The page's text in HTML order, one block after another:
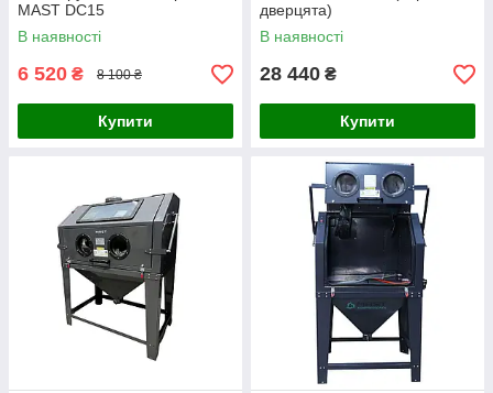
MAST DC15
В наявності
6 520 ₴ 8 100 ₴
Купити
дверцята)
В наявності
28 440 ₴
Купити